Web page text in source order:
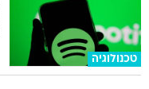
טכנולוגיה